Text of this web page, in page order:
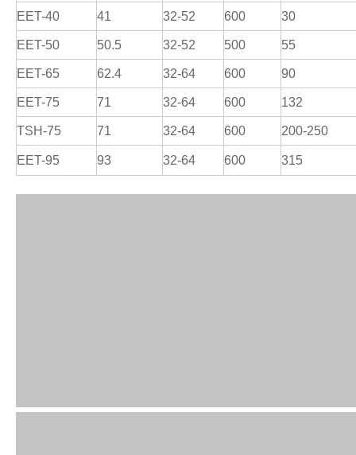
EET-40 41 32-52 600 30
EET-50 50.5 32-52 500 55
EET-65 62.4 32-64 600 90
EET-75 71 32-64 600 132
TSH-75 71 32-64 600 200-250
EET-95 93 32-64 600 315